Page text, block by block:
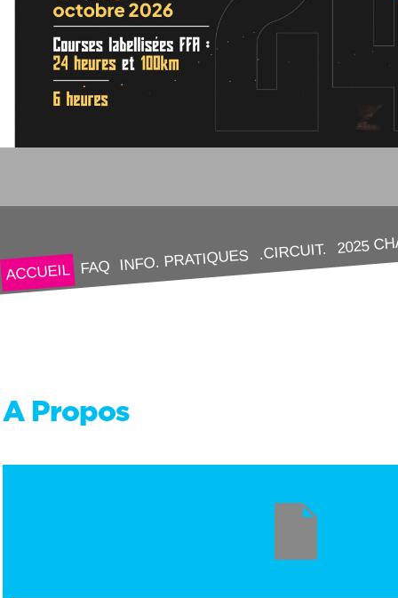
ACCUEIL FAQ INFO. PRATIQUES .CIRCUIT. 2025
A Propos